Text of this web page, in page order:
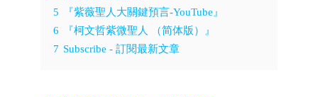
5
『紫薇聖人大關鍵預言-YouTube』
6
『柯文哲紫微聖人 （简体版）』
7 Subscribe - 訂閱最新文章